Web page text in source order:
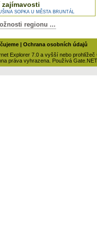
zajímavosti
SOPKA U MĚSTA BRUNTÁL
regionu ...
| Ochrana osobních údajů
Explorer 7.0 a vyšší nebo prohlížeč
práva vyhrazena. Používá